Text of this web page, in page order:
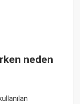
neden